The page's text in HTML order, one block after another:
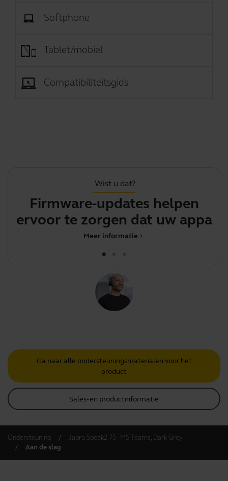
Softphone
Tablet/mobiel
Compatibiliteitsgids
Wist u dat?
Firmware-updates helpen
ervoor te zorgen dat uw
apparaat opt
Meer informatie
Ga naar alle ondersteuningsmaterialen voor het
product